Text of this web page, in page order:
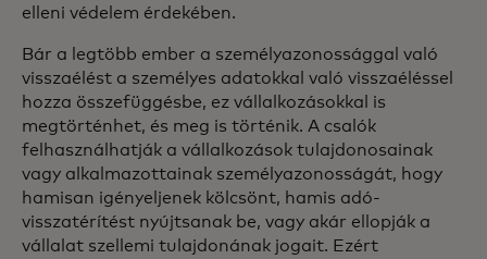
elleni védelem érdekében.
Bár a legtöbb ember a személyazonossággal való
visszaélést a személyes adatokkal való visszaéléssel
hozza összefüggésbe, ez vállalkozásokkal is
megtörténhet, és meg is történik. A csalók
felhasználhatják a vállalkozások tulajdonosainak
vagy alkalmazottainak személyazonosságát, hogy
hamisan igényeljenek kölcsönt, hamis adó-
visszatérítést nyújtsanak be, vagy akár ellopják a
vállalat szellemi tulajdonának jogait. Ezért